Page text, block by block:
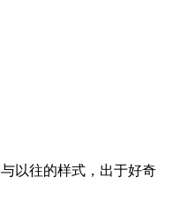
以往的样式，出于好奇